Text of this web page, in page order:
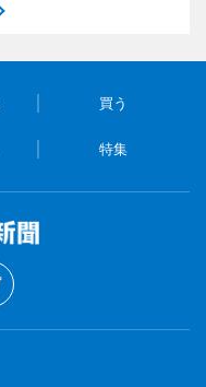
買う
特集